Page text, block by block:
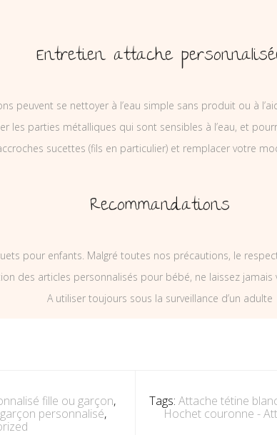
Entretien attache
peuvent se nettoyer à l’eau simple sans produit ou à
les parties métalliques qui sont sensibles à l’eau, et
sucettes (fils en particulier) et remplacer votre
Recommandations
pour enfants. Malgré toutes nos précautions, le
des articles personnalisés pour bébé, ne laissez
A utiliser toujours sous la surveillance d’un adulte
fille ou garçon,
personnalisé,
Tags: Attache tétine
Hochet couronne -